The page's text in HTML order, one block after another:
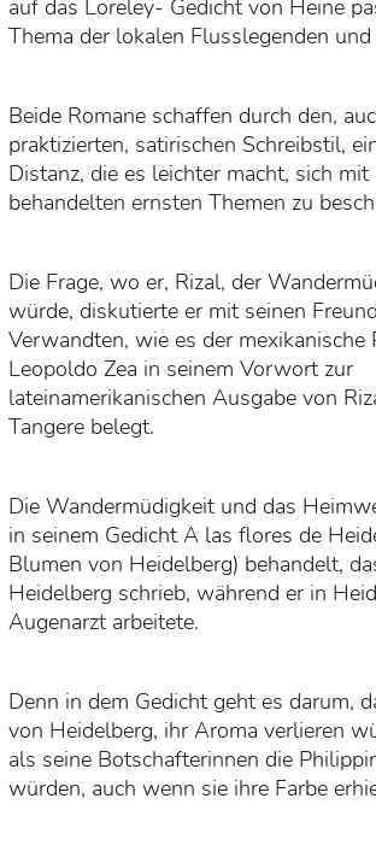
auf das Loreley- Gedicht von Heine
Thema der lokalen Flusslegenden und
Beide Romane schaffen durch den,
praktizierten, satirischen Schreibstil,
Distanz, die es leichter macht, sich mit
behandelten ernsten Themen zu
Die Frage, wo er, Rizal, der
würde, diskutierte er mit seinen
Verwandten, wie es der mexikanische
Leopoldo Zea in seinem Vorwort zur
lateinamerikanischen Ausgabe von
Tangere belegt.
Die Wandermüdigkeit und das
in seinem Gedicht A las flores de
Blumen von Heidelberg) behandelt,
Heidelberg schrieb, während er in
Augenarzt arbeitete.
Denn in dem Gedicht geht es darum,
von Heidelberg, ihr Aroma verlieren
als seine Botschafterinnen die
würden, auch wenn sie ihre Farbe